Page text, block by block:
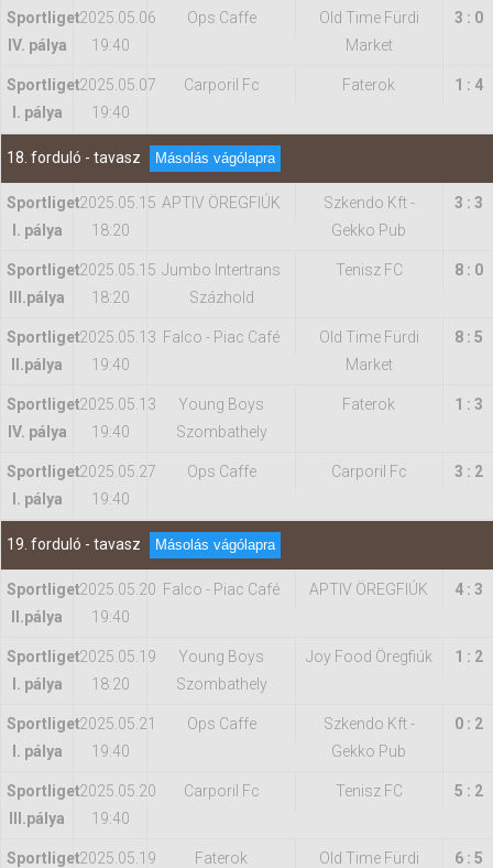
Sportliget
IV. pálya
2025.05.06
19:40
Ops Caffe
Old Time Fürdi
Market
3 : 0
Sportliget
I. pálya
2025.05.07
19:40
Carporil Fc Faterok 1 : 4
18. forduló - tavasz Másolás vágólapra
Sportliget
I. pálya
2025.05.15
18:20
APTIV ÖREGFIÚK
Szkendo Kft -
Gekko Pub
3 : 3
Sportliget
IIl.pálya
2025.05.15
18:20
Jumbo Intertrans
Százhold
Tenisz FC 8 : 0
Sportliget
II.pálya
2025.05.13
19:40
Falco - Piac Café
Old Time Fürdi
Market
8 : 5
Sportliget
IV. pálya
2025.05.13
19:40
Young Boys
Szombathely
Faterok 1 : 3
Sportliget
I. pálya
2025.05.27
19:40
Ops Caffe Carporil Fc 3 : 2
19. forduló - tavasz Másolás vágólapra
Sportliget
II.pálya
2025.05.20
19:40
Falco - Piac Café APTIV ÖREGFIÚK 4 : 3
Sportliget
I. pálya
2025.05.19
18:20
Young Boys
Szombathely
Joy Food Öregfiúk 1 : 2
Sportliget
I. pálya
2025.05.21
19:40
Ops Caffe
Szkendo Kft -
Gekko Pub
0 : 2
Sportliget
IIl.pálya
2025.05.20
19:40
Carporil Fc Tenisz FC 5 : 2
Sportliget2025.05.19
Faterok
Old Time Fürdi
6 : 5